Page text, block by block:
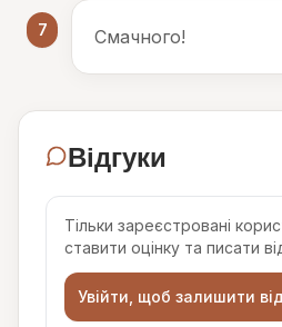
7 Смачного!
Відгуки
Тільки зареєстровані
ставити оцінку та писати
Увійти, щоб залишити